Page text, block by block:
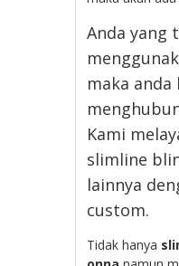
Anda yang
maka anda
Kami
slimline
lainnya
custom.
Tidak hanya